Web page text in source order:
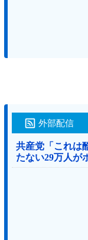
外部配信
共産党「これは
たない29万人が